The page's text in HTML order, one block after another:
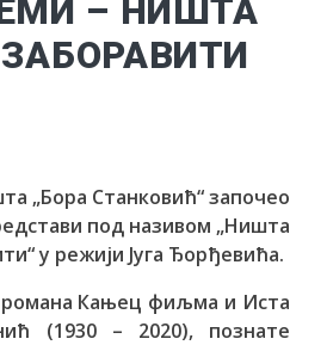
– НИШТА
„Бора Станковић“ започео
под називом „Ништа
у режији Југа Ђорђевића.
Кањец фиљма и Иста
(1930 – 2020), познате